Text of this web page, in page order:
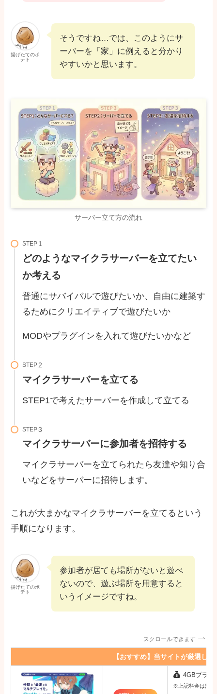
揚げたてのポ
テト
そうですね…では、このようにサ
ーバーを「家」に例えると分かり
やすいかと思います。
サーバー立て方の流れ
STEP
どのようなマイクラサーバーを立てたい
か考える
普通にサバイバルで遊びたいか、自由に建築す
るためにクリエイティブで遊びたいか
MODやプラグインを入れて遊びたいかなど
STEP
マイクラサーバーを立てる
STEP1で考えたサーバーを作成して立てる
STEP
マイクラサーバーに参加者を招待する
マイクラサーバーを立てられたら友達や知り合
いなどをサーバーに招待します。
これが大まかなマイクラサーバーを立てるという
手順になります。
揚げたてのポ
テト
参加者が居ても場所がないと遊べ
ないので、遊ぶ場所を用意すると
いうイメージですね。
スクロールできます
【おすすめ】当サイトが厳選し
4GBプラン
※上記料金は割引